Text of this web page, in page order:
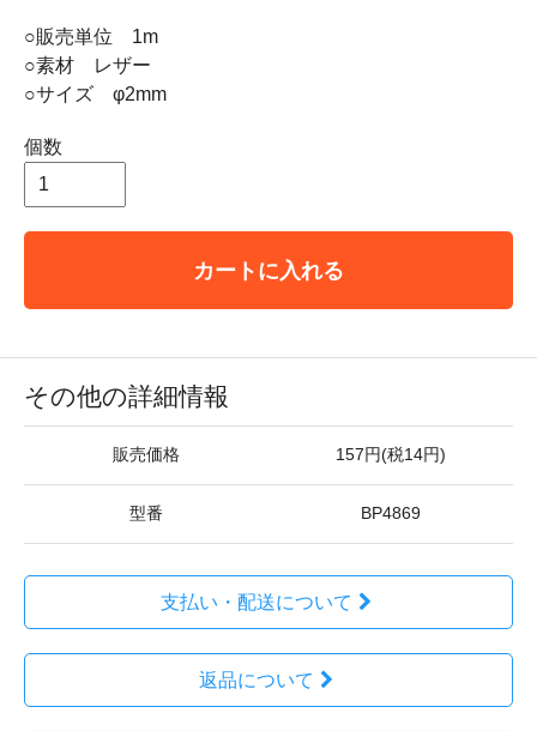
○販売単位 1m
○素材 レザー
○サイズ φ2mm
個数
カートに入れる
その他の詳細情報
販売価格 157円(税14円)
型番 BP4869
支払い・配送について
返品について